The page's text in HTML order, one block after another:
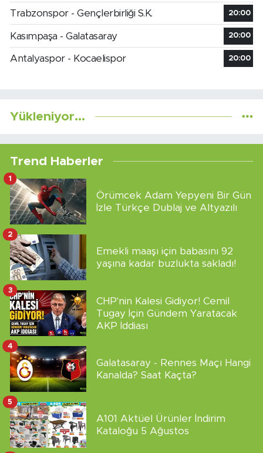
Trabzonspor - Gençlerbirliği S.K. 20:00
Kasımpaşa - Galatasaray 20:00
Antalyaspor - Kocaelispor 20:00
Yükleniyor...
Trend Haberler
Örümcek Adam Yepyeni Bir Gün
İzle Türkçe Dublaj ve Altyazılı
1
Emekli maaşı için babasını 92
yaşına kadar buzlukta sakladı!
2
CHP'nin Kalesi Gidiyor! Cemil
Tugay İçin Gündem Yaratacak
AKP İddiası
3
Galatasaray - Rennes Maçı Hangi
Kanalda? Saat Kaçta?
4
A101 Aktüel Ürünler İndirim
Kataloğu 5 Ağustos
5